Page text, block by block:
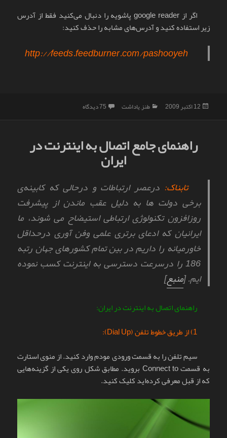
اگر از google reader پاشویه را دنبال می‌کنید فقط از آدرس
زیر استفاده کنید و آدرس‌های مشابه را حذف کنید:
http://feeds.feedburner.com/pashooyeh
ارسال
12 اکتبر 2009 دسته‌ها
طنز,یاداشت 75 دیدگاه برای دانستنی‌ها
راهنمای جامع اتصال به اینترنت در
ایران
تابناک: درعصر ارتباطات و درحالی که کابینه‌ی
برخی دولت ها به دلیل عقب ماندن از پیشرفت
روزافزون تکنولوژی ارتباطی استیضاح می شوند، ما
ایرانیان که ادعای برتری علمی وفن آوری درحداقل
خاورمیانه را داریم در بین تمام کشورهای جهان رتبه
186 را درسرعت دسترسی به اینترنت کسب نموده
ایم. [منبع]
راهنمای اتصال به اینترنت در ایران:
1) از طریق خطوط تلفن (Dial Up):
سیم تلفن را به قسمت ورودی مودم وارد کنید. از منوی استارت
به قسمت Connect to بروید. مطابق شکل روی یکی از گزینه‌هایی
که از قبل معرفی کرده‌اید کلیک کنید.